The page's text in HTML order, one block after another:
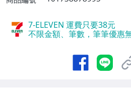
7-ELEVEN 運費只要38元
不限金額、筆數，筆筆優惠